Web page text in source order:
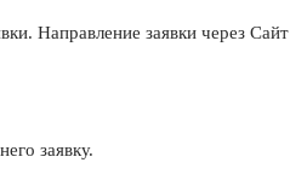
Направление заявки через
заявку.